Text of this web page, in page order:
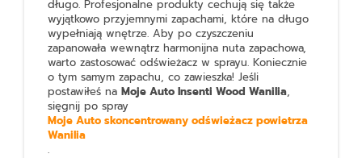
długo. Profesjonalne produkty cechują się także
wyjątkowo przyjemnymi zapachami, które na długo
wypełniają wnętrze. Aby po czyszczeniu
zapanowała wewnątrz harmonijna nuta zapachowa,
warto zastosować odświeżacz w sprayu. Koniecznie
o tym samym zapachu, co zawieszka! Jeśli
postawiłeś naMoje Auto Insenti Wood Wanilia,
sięgnij po spray
Moje Auto skoncentrowany odświeżacz powietrza
Wanilia
.